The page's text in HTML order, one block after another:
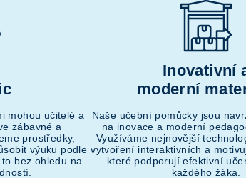
r
v
k
y
v
ý
p
i
s
mohou učitelé a
zábavné a
prostředky,
výuku podle
bez ohledu na
Inovativní
moderní
Naše učební pomůcky jsou
na inovace a moderní
Využíváme nejnovější
vytvoření interaktivních a
které podporují efektivní
každého žáka.